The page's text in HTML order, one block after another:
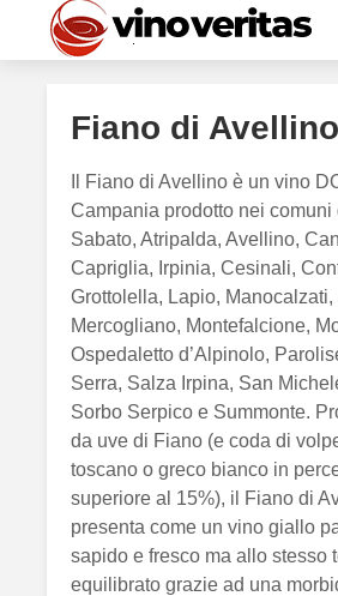
Fiano di Avellino
Il Fiano di Avellino è un vino
Campania prodotto nei comuni
Sabato, Atripalda, Avellino,
Capriglia, Irpinia, Cesinali,
Grottolella, Lapio, Manocalzati,
Mercogliano, Montefalcione,
Ospedaletto d’Alpinolo,
Serra, Salza Irpina, San
Sorbo Serpico e Summonte.
da uve di Fiano (e coda di
toscano o greco bianco in
superiore al 15%), il Fiano di
presenta come un vino giallo
sapido e fresco ma allo stesso
equilibrato grazie ad una